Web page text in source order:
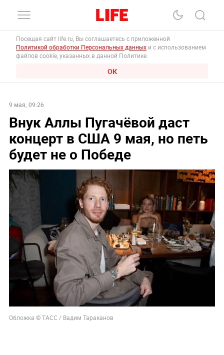
Посещая сайт life.ru, Вы соглашаетесь с приложенной
Политикой обработки Персональных данных и с использованием
файлов cookie, указанных в данной Политике.
ОК
9 мая, 09:26
Внук Аллы Пугачёвой даст
концерт в США 9 мая, но петь
будет не о Победе
Обложка © ТАСС / Вадим Тараканов